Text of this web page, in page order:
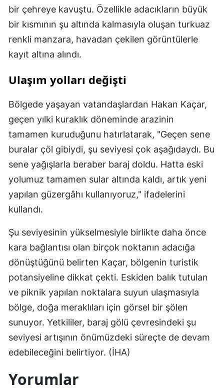
bir çehreye kavuştu. Özellikle adacıkların büyük
bir kısmının şu altında kalmasıyla oluşan turkuaz
renkli manzara, havadan çekilen görüntülerle
kayıt altına alındı.
Ulaşım yolları değişti
Bölgede yaşayan vatandaşlardan Hakan Kaçar,
geçen yılki kuraklık döneminde arazinin
tamamen kuruduğunu hatırlatarak, "Geçen sene
buralar çöl gibiydi, şu seviyesi çok aşağıdaydı. Bu
sene yağışlarla beraber baraj doldu. Hatta eski
yolumuz tamamen sular altında kaldı, artık yeni
yapılan güzergâhı kullanıyoruz," ifadelerini
kullandı.
Şu seviyesinin yükselmesiyle birlikte daha önce
kara bağlantısı olan birçok noktanın adacığa
dönüştüğünü belirten Kaçar, bölgenin turistik
potansiyeline dikkat çekti. Eskiden balık tutulan
ve piknik yapılan noktalara suyun ulaşmasıyla
bölge, doğa meraklıları için görsel bir şölen
sunuyor. Yetkililer, baraj gölü çevresindeki şu
seviyesi artışının önümüzdeki süreçte de devam
edebileceğini belirtiyor. (İHA)
Yorumlar